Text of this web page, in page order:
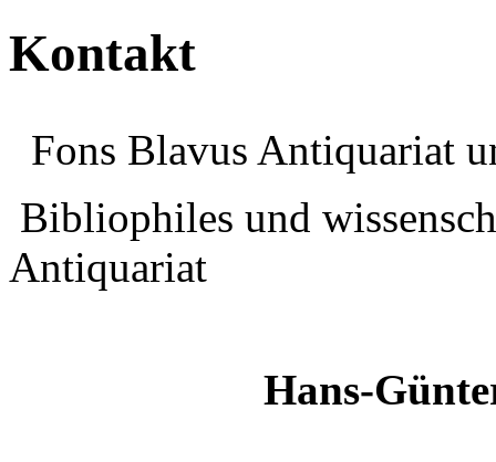
Kontakt
Fons Blavus Antiquariat
Bibliophiles und
Antiquariat
Hans-